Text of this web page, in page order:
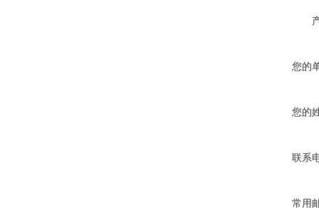
您的
您的
联系
常用